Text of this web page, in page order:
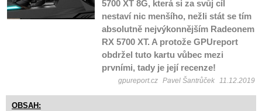
5700 XT 8G, která si za svůj cíl
nestaví nic menšího, nežli stát se tím
absolutně nejvýkonnějším Radeonem
RX 5700 XT. A protože GPUreport
obdržel tuto kartu vůbec mezi
prvními, tady je její recenze!
gpureport.cz Pavel Šantrůček 11.12.2019
OBSAH: